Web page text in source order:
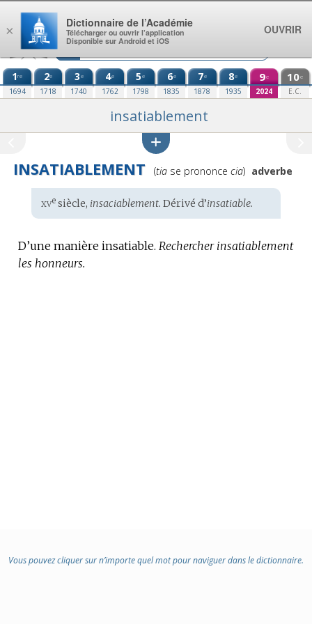
Aller au contenu
1re
1694
2e
1718
3e
1740
4e
1762
5e
1798
6e
1835
7e
1878
8e
1935
9e
2024
10e
E.C.
insatiablement
INSATIABLEMENT
Prononciation
(tiase prononce cia) adverbe
Étymologie
:
xvesiècle, insaciablement. Dérivé d’insatiable.
D’une manière insatiable. Rechercher insatiablement
les honneurs.
Vous pouvez cliquer sur n’importe quel mot pour naviguer dans le dictionnaire.
×
Dictionnaire de l’Académie
Télécharger ou ouvrir l’application
Disponible sur Android et iOS
OUVRIR